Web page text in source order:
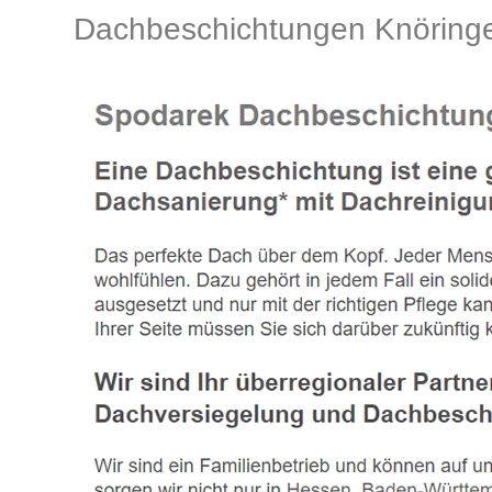
Dachbeschichtungen